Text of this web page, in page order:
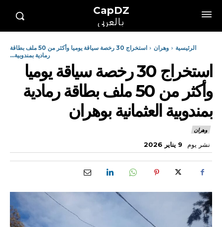
CapDZ
بالعربي
الرئيسية وهران
استخراج 30 رخصة سياقة يوميا وأكثر من 50 ملف بطاقة
رمادية بمندوبية...
استخراج 30 رخصة سياقة يوميا
وأكثر من 50 ملف بطاقة رمادية
بمندوبية العثمانية بوهران
وهران
نشر يوم 9 يناير 2026